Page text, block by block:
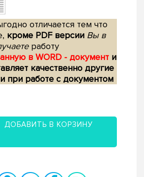
отличается тем что
кроме PDF версии Вы в
работу
в WORD - документ и
качественно другие
при работе с документом
ДОБАВИТЬ В КОРЗИНУ